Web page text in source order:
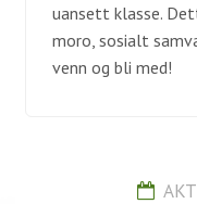
uansett klasse.
moro, sosialt
venn og bli med!